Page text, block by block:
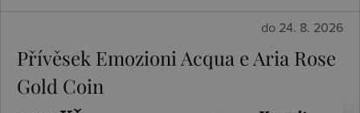
do 24. 8. 2026
Přívěsek Emozioni Acqua e Aria Rose
Gold Coin